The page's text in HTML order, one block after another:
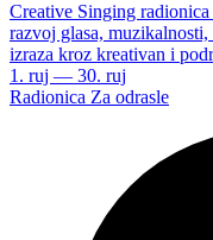
Creative Singing
razvoj glasa,
izraza kroz kreativan i
1. ruj — 30. ruj
Radionica Za odrasle